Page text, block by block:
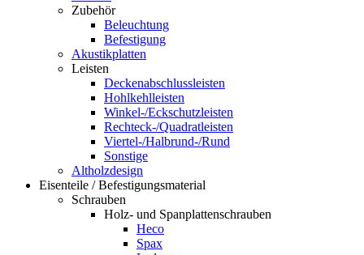
Zubehör
Beleuchtung
Befestigung
Akustikplatten
Leisten
Deckenabschlussleisten
Hohlkehlleisten
Winkel-/Eckschutzleisten
Rechteck-/Quadratleisten
Viertel-/Halbrund-/Rund
Sonstige
Altholzdesign
Eisenteile / Befestigungsmaterial
Schrauben
Holz- und Spanplattenschrauben
Heco
Spax